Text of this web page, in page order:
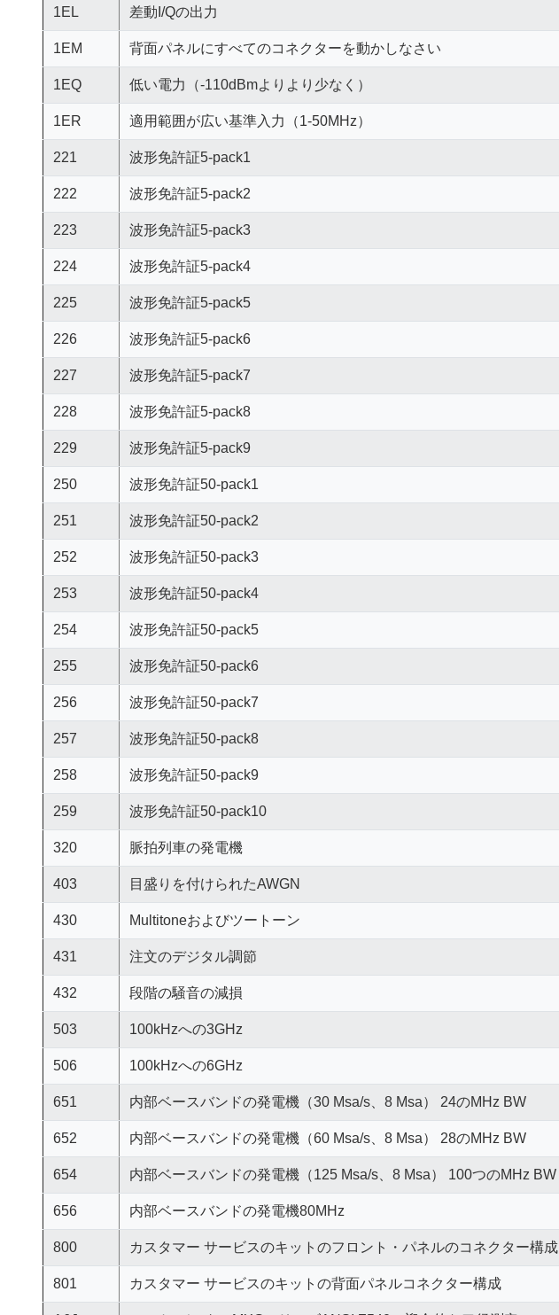
1EL 差動I/Qの出力
1EM 背面パネルにすべてのコネクターを動かしなさい
1EQ 低い電力（-110dBmよりより少なく）
1ER 適用範囲が広い基準入力（1-50MHz）
221 波形免許証5-pack1
222 波形免許証5-pack2
223 波形免許証5-pack3
224 波形免許証5-pack4
225 波形免許証5-pack5
226 波形免許証5-pack6
227 波形免許証5-pack7
228 波形免許証5-pack8
229 波形免許証5-pack9
250 波形免許証50-pack1
251 波形免許証50-pack2
252 波形免許証50-pack3
253 波形免許証50-pack4
254 波形免許証50-pack5
255 波形免許証50-pack6
256 波形免許証50-pack7
257 波形免許証50-pack8
258 波形免許証50-pack9
259 波形免許証50-pack10
320 脈拍列車の発電機
403 目盛りを付けられたAWGN
430 Multitoneおよびツートーン
431 注文のデジタル調節
432 段階の騒音の減損
503 100kHzへの3GHz
506 100kHzへの6GHz
651 内部ベースバンドの発電機（30 Msa/s、8 Msa） 24のMHz BW
652 内部ベースバンドの発電機（60 Msa/s、8 Msa） 28のMHz BW
654 内部ベースバンドの発電機（125 Msa/s、8 Msa） 100つのMHz BW
656 内部ベースバンドの発電機80MHz
800 カスタマー サービスのキットのフロント・パネルのコネクター構成
801 カスタマー サービスのキットの背面パネルコネクター構成